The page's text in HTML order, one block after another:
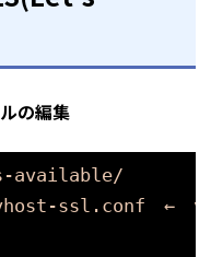
の編集
available/
ssl.conf　←　